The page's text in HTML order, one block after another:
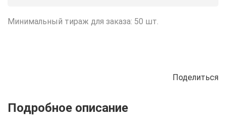
Минимальный тираж для заказа: 50 шт.
Поделиться
Описание Отзывы Рецепты